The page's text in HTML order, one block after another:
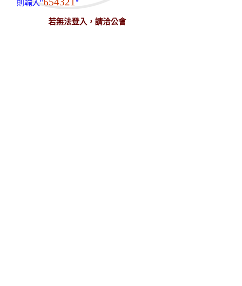
則輸入"
"
若無法登入，請洽公會